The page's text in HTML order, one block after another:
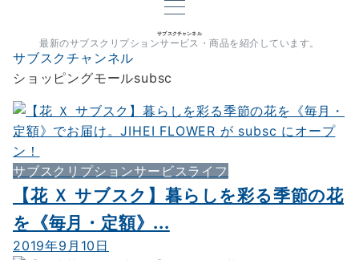
サブスクチャンネル
最新のサブスクリプションサービス・商品を紹介しています。
サブスクチャンネル
ショッピングモールsubsc
サブスクリプションサービスライフ
【花 Ｘ サブスク】暮らしを彩る季節の花
を《毎月・定額》...
2019年9月10日